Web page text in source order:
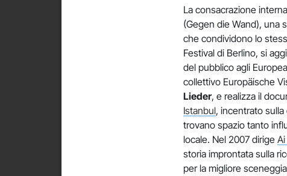
La consacrazione
(Gegen die Wand), una
che condividono lo
Festival di Berlino, si
del pubblico agli
collettivo Europäische
Lieder, e realizza il
Istanbul, incentrato
trovano spazio tanto
locale. Nel 2007 dirige
storia improntata sulla
per la migliore